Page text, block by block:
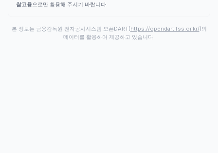
참고용으로만 활용해 주시기 바랍니다.
본 정보는 금융감독원 전자공시시스템 오픈DART(https://opendart.fss.or.kr/)의
데이터를 활용하여 제공하고 있습니다.